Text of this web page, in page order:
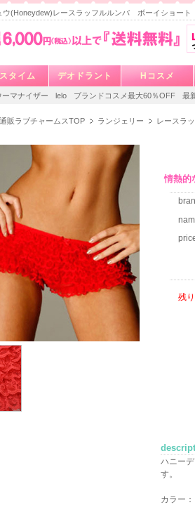
ウ(Honeydew)レースラッフルルンバ ボーイショー
タイム デオドラント Hコスメ
ーマナイザー lelo ブランドコスメ最大60％OFF 最
販ラブチャームスTOP ランジェリー レースラ
情熱的
残
ハニー
す。
カラー